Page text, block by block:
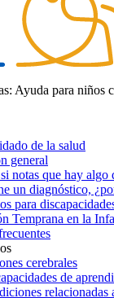
Ayuda para niños
de la salud
general
notas que hay algo
un diagnóstico,
para
Temprana en la
cerebrales
de
relacionadas